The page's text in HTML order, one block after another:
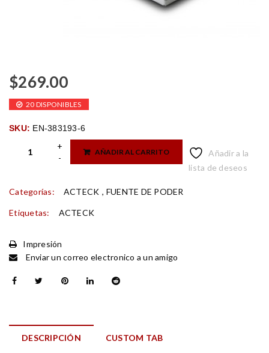
$269.00
20 DISPONIBLES
SKU: EN-383193-6
AÑADIR AL CARRITO
Añadir a la
lista de deseos
Categorías: ACTECK , FUENTE DE PODER
Etiquetas: ACTECK
Impresión
Enviar un correo electronico a un amigo
DESCRIPCIÓN CUSTOM TAB